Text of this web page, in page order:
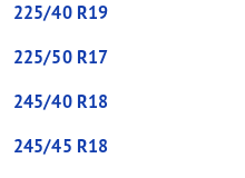
225/40 R19
225/50 R17
245/40 R18
245/45 R18